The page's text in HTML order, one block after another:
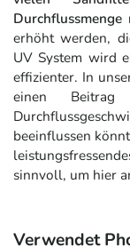
erhöht werden,
UV System wird
effizienter. In
einen
beeinflussen
sinnvoll, um hier
Verwendet